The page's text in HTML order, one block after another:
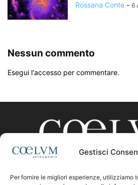
Gestisci
Per fornire le migliori esperienze, utilizziamo
Rossana Conte - 6
Nessun commento
Esegui l'accesso per commentare.